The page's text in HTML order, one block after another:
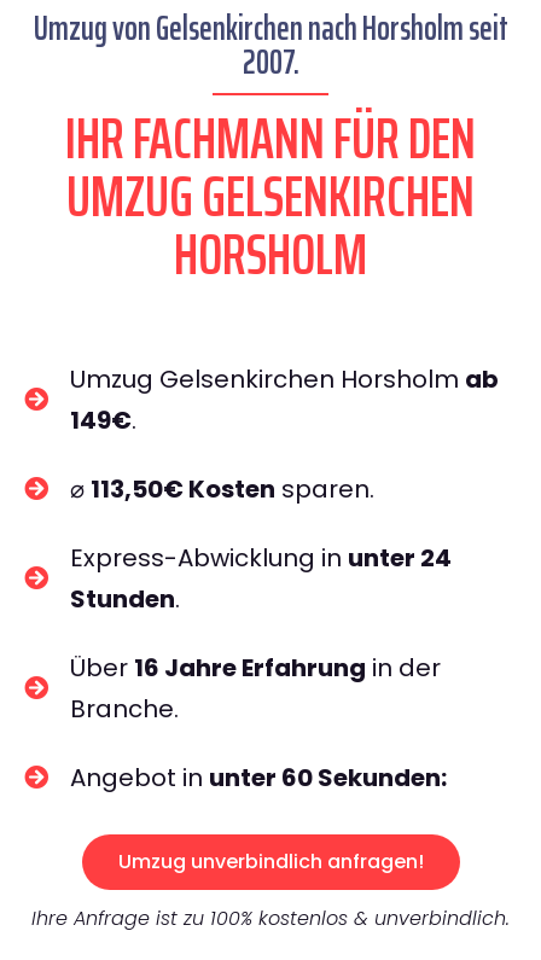
Umzug von Gelsenkirchen nach Horsholm seit
2007.
IHR FACHMANN FÜR DEN
UMZUG GELSENKIRCHEN
HORSHOLM
Umzug Gelsenkirchen Horsholm ab
149€.
⌀ 113,50€ Kosten sparen.
Express-Abwicklung in unter 24
Stunden.
Über 16 Jahre Erfahrung in der
Branche.
Angebot in unter 60 Sekunden:
Umzug unverbindlich anfragen!
Ihre Anfrage ist zu 100% kostenlos & unverbindlich.